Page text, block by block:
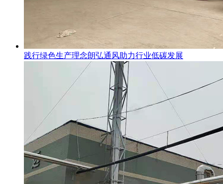
践行绿色生产理念朗弘通风助力行业低碳发展